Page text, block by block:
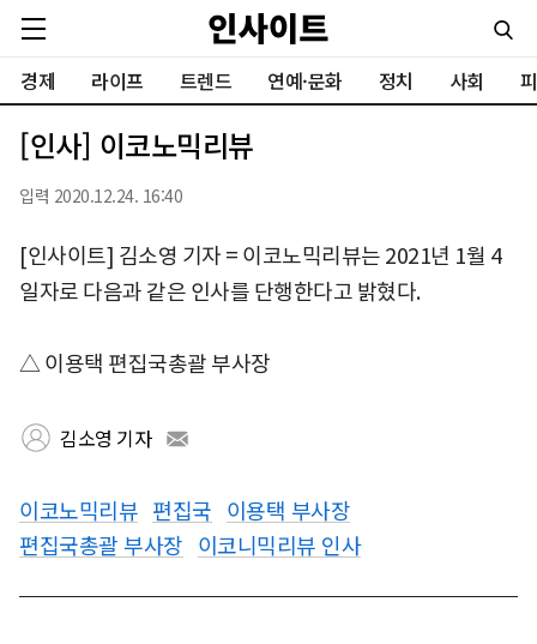
경제 라이프 트렌드 연예·문화 정치 사회
[인사] 이코노믹리뷰
입력 2020.12.24. 16:40
[인사이트] 김소영 기자 = 이코노믹리뷰는 2021년 1월 4
일자로 다음과 같은 인사를 단행한다고 밝혔다.
△ 이용택 편집국총괄 부사장
김소영 기자
이코노믹리뷰 편집국 이용택 부사장
편집국총괄 부사장 이코니믹리뷰 인사